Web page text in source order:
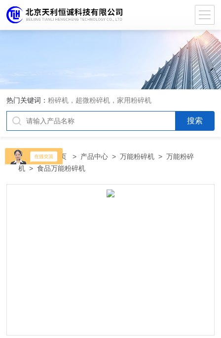
热门关键词：粉碎机，超微粉碎机，家用粉碎机
当前位置：首页 > 产品中心 >万能粉碎机 >万能粉碎
机 > 食品万能粉碎机